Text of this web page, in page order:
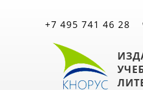
+7 495 741 46 28